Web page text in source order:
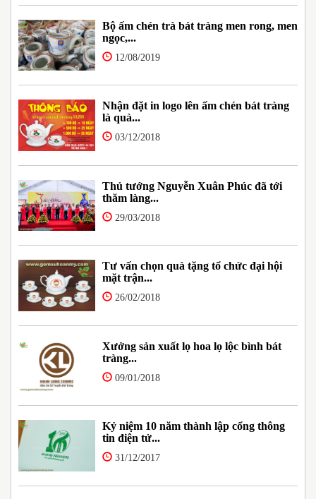
Bộ ấm chén trà bát tràng men rong, men
ngọc,...
12/08/2019
Nhận đặt in logo lên ấm chén bát tràng
là quà...
03/12/2018
Thủ tướng Nguyễn Xuân Phúc đã tới
thăm làng...
29/03/2018
Tư vấn chọn quà tặng tổ chức đại hội
mặt trận...
26/02/2018
Xưởng sản xuất lọ hoa lọ lộc bình bát
tràng...
09/01/2018
Kỷ niệm 10 năm thành lập cổng thông
tin điện tử...
31/12/2017